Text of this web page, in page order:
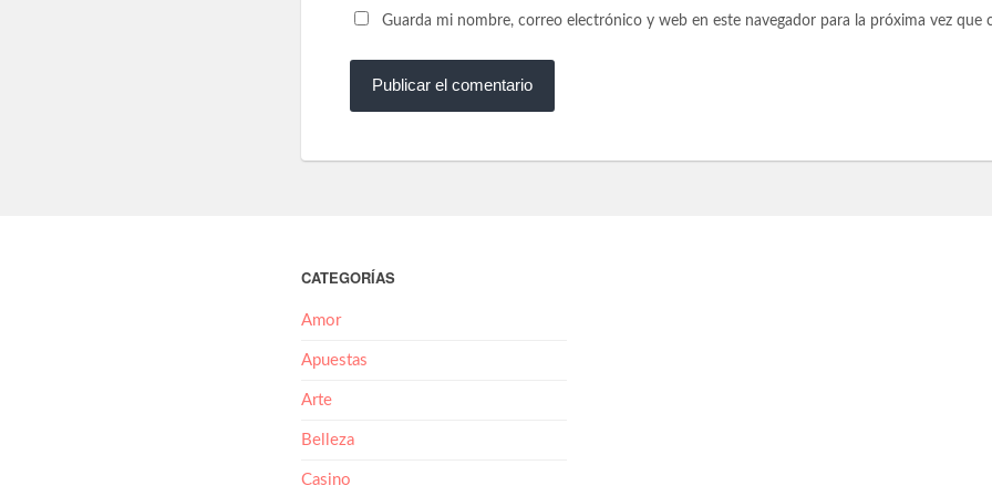
Guarda mi nombre, correo electrónico y web en este navegador para la próxima vez que
CATEGORÍAS
Amor
Apuestas
Arte
Belleza
Casino